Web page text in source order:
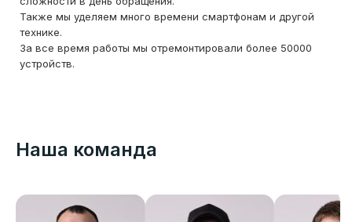
Также мы уделяем много времени смартфонам и другой
технике.
За все время работы мы отремонтировали более 50000
устройств.
Наша команда